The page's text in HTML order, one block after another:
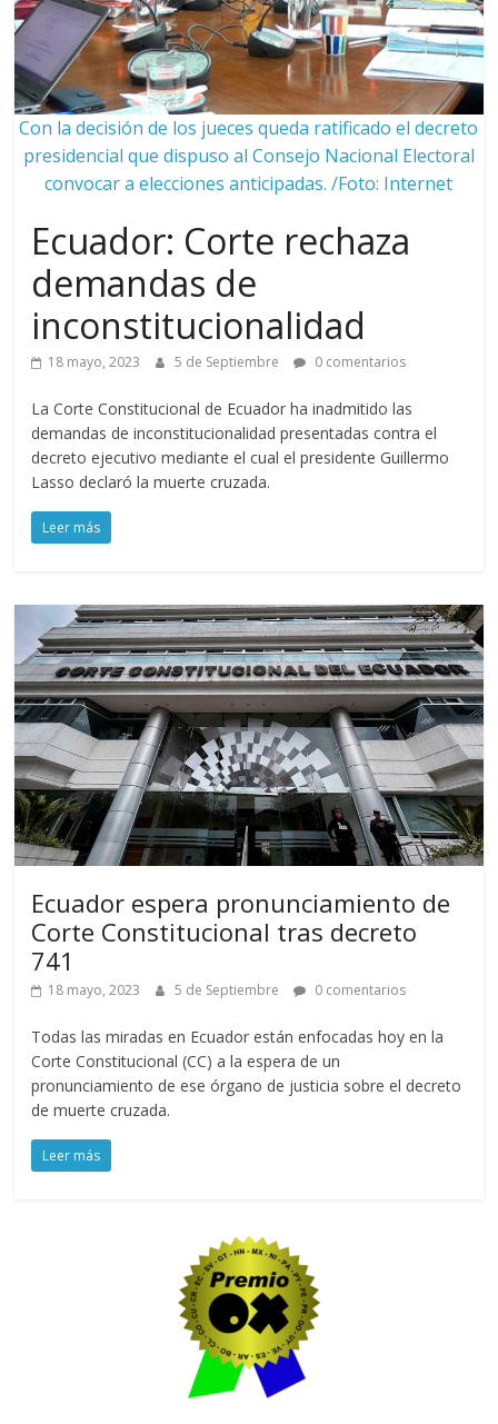
Con la decisión de los jueces queda ratificado el decreto
presidencial que dispuso al Consejo Nacional Electoral
convocar a elecciones anticipadas. /Foto: Internet
Ecuador: Corte rechaza
demandas de
inconstitucionalidad
18 mayo, 2023 5 de Septiembre 0 comentarios
La Corte Constitucional de Ecuador ha inadmitido las
demandas de inconstitucionalidad presentadas contra el
decreto ejecutivo mediante el cual el presidente Guillermo
Lasso declaró la muerte cruzada.
Leer más
Ecuador espera pronunciamiento de
Corte Constitucional tras decreto
741
18 mayo, 2023 5 de Septiembre 0 comentarios
Todas las miradas en Ecuador están enfocadas hoy en la
Corte Constitucional (CC) a la espera de un
pronunciamiento de ese órgano de justicia sobre el decreto
de muerte cruzada.
Leer más